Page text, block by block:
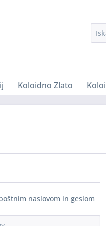
Koloidno Zlato
naslovom in geslom